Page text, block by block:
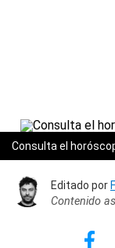
Consulta el
Editado por
Contenido